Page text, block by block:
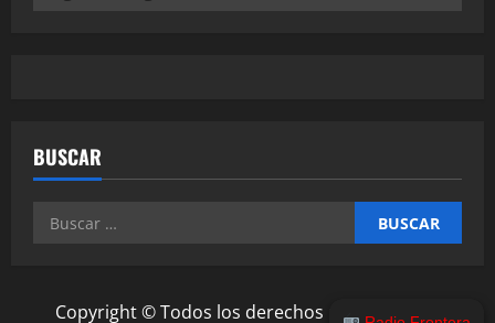
BUSCAR
Buscar:
Copyright © Todos los derechos reservados.